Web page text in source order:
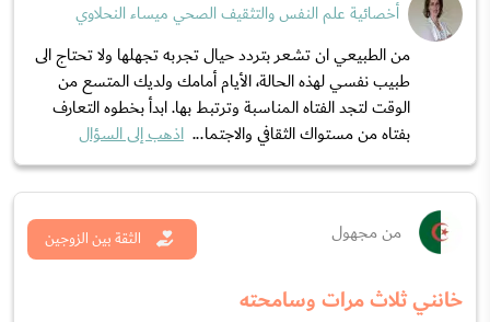
أخصائية علم النفس والتثقيف الصحي ميساء النحلاوي
من الطبيعي ان تشعر بتردد حيال تجربه تجهلها ولا تحتاج الى
طبيب نفسي لهذه الحالة، الأيام أمامك ولديك المتسع من
الوقت لتجد الفتاه المناسبة وترتبط بها. ابدأ بخطوه التعارف
بفتاه من مستواك الثقافي والاجتما... اذهب إلى السؤال
من مجهول
خانني ثلاث مرات وسامحته
الثقة بين الزوجين